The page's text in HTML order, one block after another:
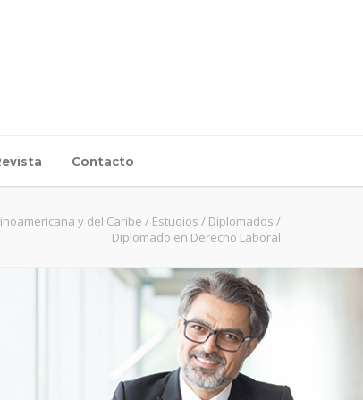
Contacto
y del Caribe / Estudios / Diplomados /
Diplomado en Derecho Laboral